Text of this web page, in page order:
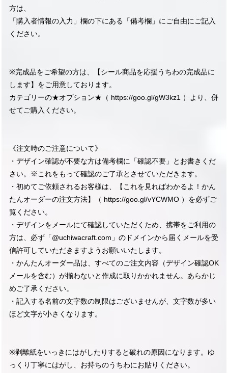
方は、
「購入者情報の入力」欄の下にある「備考欄」にご自由にご記入
ください。
※完成品をご希望の方は、【シール商品を応援うちわの完成品に
します】をご用意しております。
カテゴリーの★オプション★（ https://goo.gl/gW3kz1 ）より、併
せてご購入ください。
《注文時のご注意について》
・デザイン確認が不要な方は備考欄に「確認不要」とお書きくだ
さい。※これをもって確認のご了承とさせていただきます。
・初めてご依頼されるお客様は、【これを見ればわかるよ！かん
たんオーダーの注文方法】（ https://goo.gl/vYCWMO ）を必ずご
覧ください。
・デザインをメールにて確認していただくため、携帯をご利用の
方は、必ず「@uchiwacraft.com」のドメインから届くメールを受
信許可していただきますようお願いいたします。
・かんたんオーダー品は、すべてのご注文内容（デザイン確認OK
メールを含む）が揃わないと作成に取りかかれません。あらかじ
めご了承ください。
・記入する名前の文字数の制限はございませんが、文字数が多い
ほど文字が小さくなります。
※剥離紙をいっきにはがしたりすると破れの原因になります。ゆ
っくり丁寧にはがし、お持ちのうちわにお貼りください。